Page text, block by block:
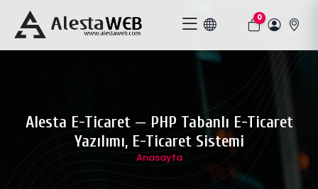
0
Alesta E-Ticaret — PHP Tabanlı E-Ticaret
Yazılımı, E-Ticaret Sistemi
Anasayfa